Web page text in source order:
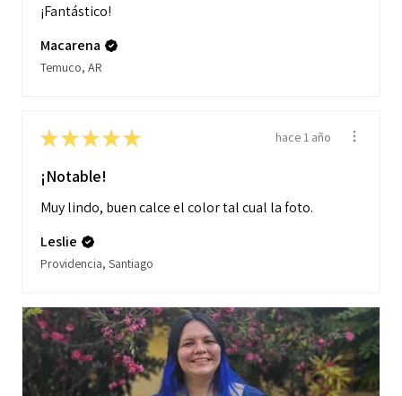
¡Fantástico!
Macarena
Temuco, AR
★★★★★ hace 1 año
¡Notable!
Muy lindo, buen calce el color tal cual la foto.
Leslie
Providencia, Santiago